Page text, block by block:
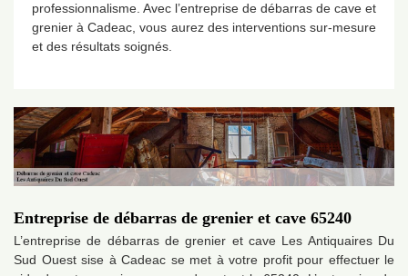
professionnalisme. Avec l’entreprise de débarras de cave et
grenier à Cadeac, vous aurez des interventions sur-mesure
et des résultats soignés.
Entreprise de débarras de grenier et cave 65240
L’entreprise de débarras de grenier et cave Les Antiquaires Du
Sud Ouest sise à Cadeac se met à votre profit pour effectuer le